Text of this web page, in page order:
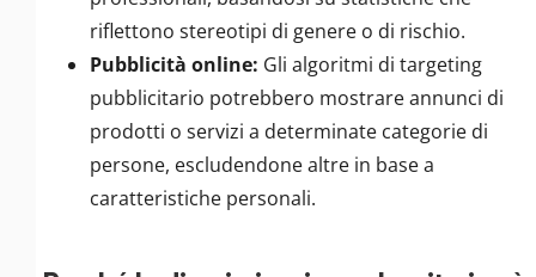
riflettono stereotipi di genere o di rischio.
Pubblicità online: Gli algoritmi di targeting
pubblicitario potrebbero mostrare annunci di
prodotti o servizi a determinate categorie di
persone, escludendone altre in base a
caratteristiche personali.